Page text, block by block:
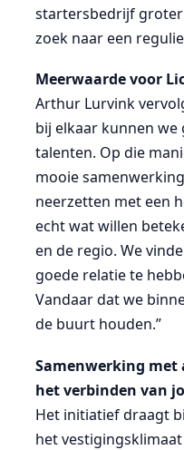
startersbedrijf
zoek naar een
Meerwaarde voor
Arthur Lurvink
bij elkaar kunnen we
talenten. Op die
mooie
neerzetten met een
echt wat willen
en de regio. We
goede relatie te
Vandaar dat we
de buurt houden.”
Samenwerking
het verbinden van
Het initiatief draagt
het